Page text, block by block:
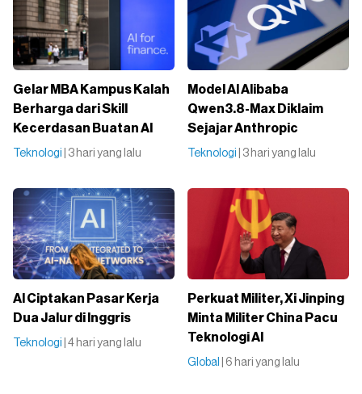
Gelar MBA Kampus Kalah
Berharga dari Skill
Kecerdasan Buatan AI
Teknologi | 3 hari yang lalu
Model AI Alibaba
Qwen3.8-Max Diklaim
Sejajar Anthropic
Teknologi | 3 hari yang lalu
AI Ciptakan Pasar Kerja
Dua Jalur di Inggris
Teknologi | 4 hari yang lalu
Perkuat Militer, Xi Jinping
Minta Militer China Pacu
Teknologi AI
Global | 6 hari yang lalu